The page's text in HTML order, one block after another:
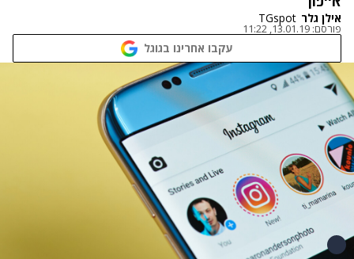
אילן גלר TGspot
פורסם: 13.01.19, 11:22
עקבו אחרינו בגוגל